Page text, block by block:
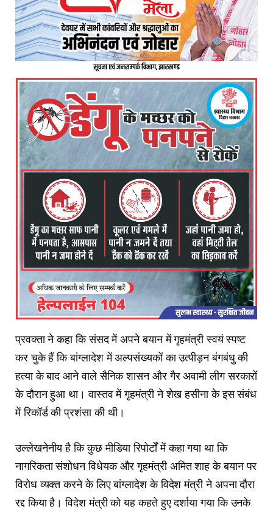
प्रवक्ता ने कहा कि संसद में अपने बयान में गृहमंत्री स्वयं स्पष्ट
कर चुके हैं कि बांग्लादेश में अल्पसंख्यकों का उत्पीड़न बंगबंधु की
हत्या के बाद आने वाले सैनिक शासन और गैर अवामी लीग सरकारों
के दौरान हुआ था। वास्तव में गृहमंत्री ने शेख हसीना के इस संबंध
में रिकॉर्ड की प्रशंसा की थी।
उल्लेखनेनीय है कि कुछ मीडिया रिपोर्टों में कहा गया था कि
नागरिकता संशोधन विधेयक और गृहमंत्री अमित शाह के बयान पर
विरोध व्यक्त करने के लिए बांग्लादेश के विदेश मंत्री ने अपना दौरा
रद्द किया है। विदेश मंत्री को यह कहते हुए दर्शाया गया कि उनके